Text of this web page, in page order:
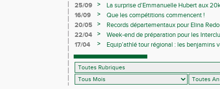
25/09
>
La surprise d’Emmanuelle Hubert aux
16/09
>
Que les compétitions commencent !
20/05
>
Records départementaux pour Elina
22/04
>
Week-end de préparation pour les
compétitions
17/04 >
Equip’athlé tour régional : les benjamins